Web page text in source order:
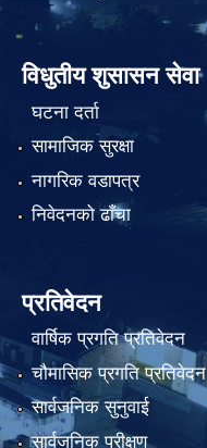
विधुतीय शुसासन सेवा
घटना दर्ता
सामाजिक सुरक्षा
नागरिक वडापत्र
निवेदनको ढाँचा
प्रतिवेदन
वार्षिक प्रगति प्रतिवेदन
चौमासिक प्रगति प्रतिवेदन
सार्वजनिक सुनुवाई
सार्वजनिक परीक्षण